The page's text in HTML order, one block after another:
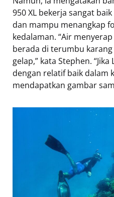
950 XL bekerja sangat
dan mampu menangkap
kedalaman. “Air
berada di terumbu
gelap,” kata Stephen.
dengan relatif baik dalam
mendapatkan gambar